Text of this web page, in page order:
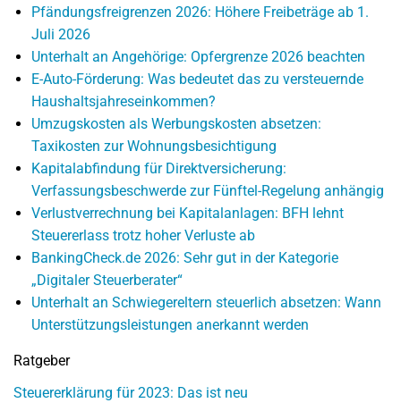
Pfändungsfreigrenzen 2026: Höhere Freibeträge ab 1.
Juli 2026
Unterhalt an Angehörige: Opfergrenze 2026 beachten
E-Auto-Förderung: Was bedeutet das zu versteuernde
Haushaltsjahreseinkommen?
Umzugskosten als Werbungskosten absetzen:
Taxikosten zur Wohnungsbesichtigung
Kapitalabfindung für Direktversicherung:
Verfassungsbeschwerde zur Fünftel-Regelung anhängig
Verlustverrechnung bei Kapitalanlagen: BFH lehnt
Steuererlass trotz hoher Verluste ab
BankingCheck.de 2026: Sehr gut in der Kategorie
„Digitaler Steuerberater“
Unterhalt an Schwiegereltern steuerlich absetzen: Wann
Unterstützungsleistungen anerkannt werden
Ratgeber
Steuererklärung für 2023: Das ist neu